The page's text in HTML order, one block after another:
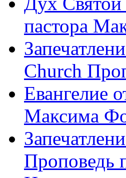
пастора
Church
Евангелие
Максима
Проповедь